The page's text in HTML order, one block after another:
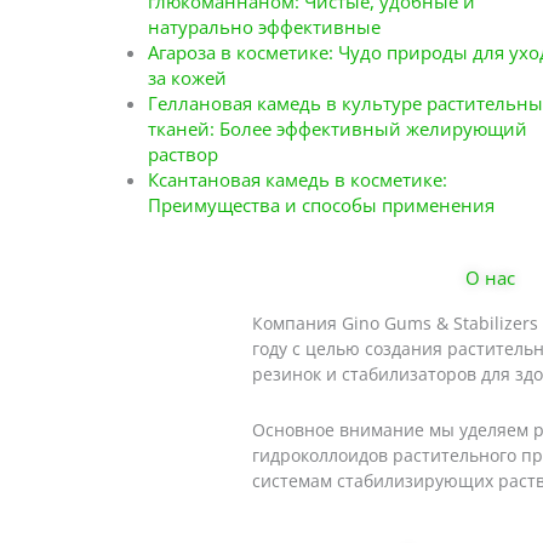
натурально эффективные
Агароза в косметике: Чудо природы для
за кожей
Геллановая камедь в культуре
тканей: Более эффективный желирующий
раствор
Ксантановая камедь в косметике:
Преимущества и способы применения
О нас
Компания Gino Gums &
году с целью создания
резинок и стабилизаторов для
Основное внимание мы уделяем
гидроколлоидов растительного
системам стабилизирующих